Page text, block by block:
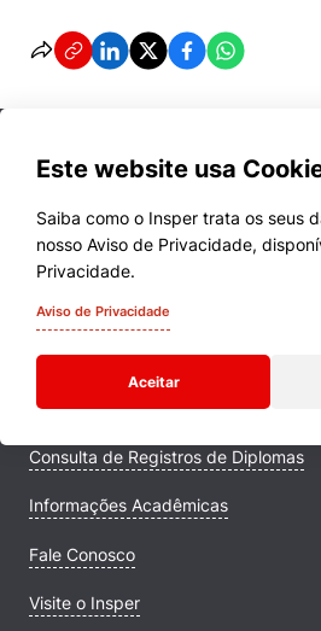
Este website usa
Saiba como o Insper trata os seus
nosso Aviso de Privacidade,
Privacidade.
Aviso de Privacidade
Aceitar
Cursos
Quem Somos
Comunidade Transforme
Campus
Consulta de Registros de Diplomas
Informações Acadêmicas
Fale Conosco
Visite o Insper